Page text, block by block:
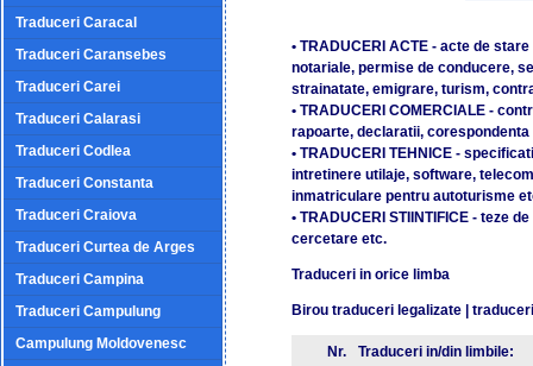
Traduceri Caracal
Traduceri Caransebes
Traduceri Carei
Traduceri Calarasi
Traduceri Codlea
Traduceri Constanta
Traduceri Craiova
Traduceri Curtea de Arges
Traduceri Campina
Traduceri Campulung
Campulung Moldovenesc
• TRADUCERI ACTE - acte de
notariale, permise de conducere,
strainatate, emigrare, turism,
• TRADUCERI COMERCIALE -
rapoarte, declaratii,
• TRADUCERI TEHNICE -
intretinere utilaje, software,
inmatriculare pentru autoturisme
• TRADUCERI STIINTIFICE - teze
cercetare etc.
Traduceri in orice limba
Birou traduceri legalizate|
Nr. Traduceri in/din limbile: